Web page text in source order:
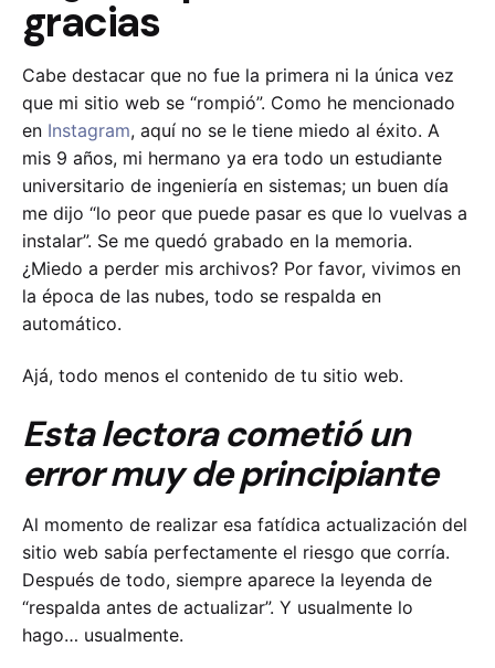
gracias
Cabe destacar que no fue la primera ni la única vez
que mi sitio web se “rompió”. Como he mencionado
en Instagram, aquí no se le tiene miedo al éxito. A
mis 9 años, mi hermano ya era todo un estudiante
universitario de ingeniería en sistemas; un buen día
me dijo “lo peor que puede pasar es que lo vuelvas a
instalar”. Se me quedó grabado en la memoria.
¿Miedo a perder mis archivos? Por favor, vivimos en
la época de las nubes, todo se respalda en
automático.
Ajá, todo menos el contenido de tu sitio web.
Esta lectora cometió un
error muy de principiante
Al momento de realizar esa fatídica actualización del
sitio web sabía perfectamente el riesgo que corría.
Después de todo, siempre aparece la leyenda de
“respalda antes de actualizar”. Y usualmente lo
hago… usualmente.